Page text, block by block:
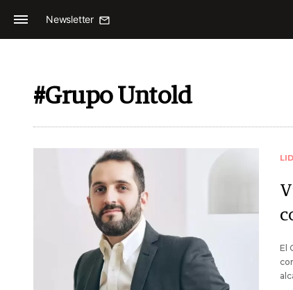
Newsletter
#Grupo Untold
El